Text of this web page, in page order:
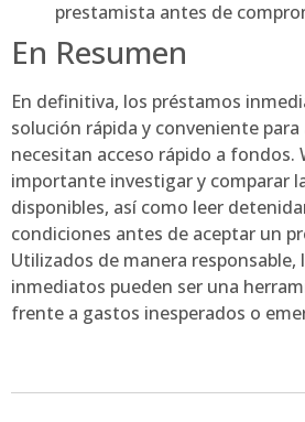
prestamista antes de
En Resumen
En definitiva, los préstamos
solución rápida y conveniente
necesitan acceso rápido a fondos.
importante investigar y comparar
disponibles, así como leer
condiciones antes de aceptar un
Utilizados de manera responsable,
inmediatos pueden ser una
frente a gastos inesperados o